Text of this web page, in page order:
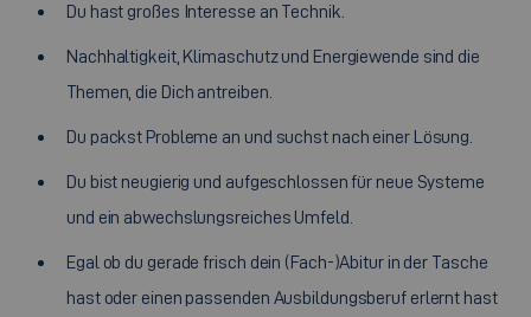
Du hast großes Interesse an Technik.
Nachhaltigkeit, Klimaschutz und Energiewende sind die
Themen, die Dich antreiben.
Du packst Probleme an und suchst nach einer Lösung.
Du bist neugierig und aufgeschlossen für neue Systeme
und ein abwechslungsreiches Umfeld.
Egal ob du gerade frisch dein (Fach-)Abitur in der Tasche
hast oder einen passenden Ausbildungsberuf erlernt hast